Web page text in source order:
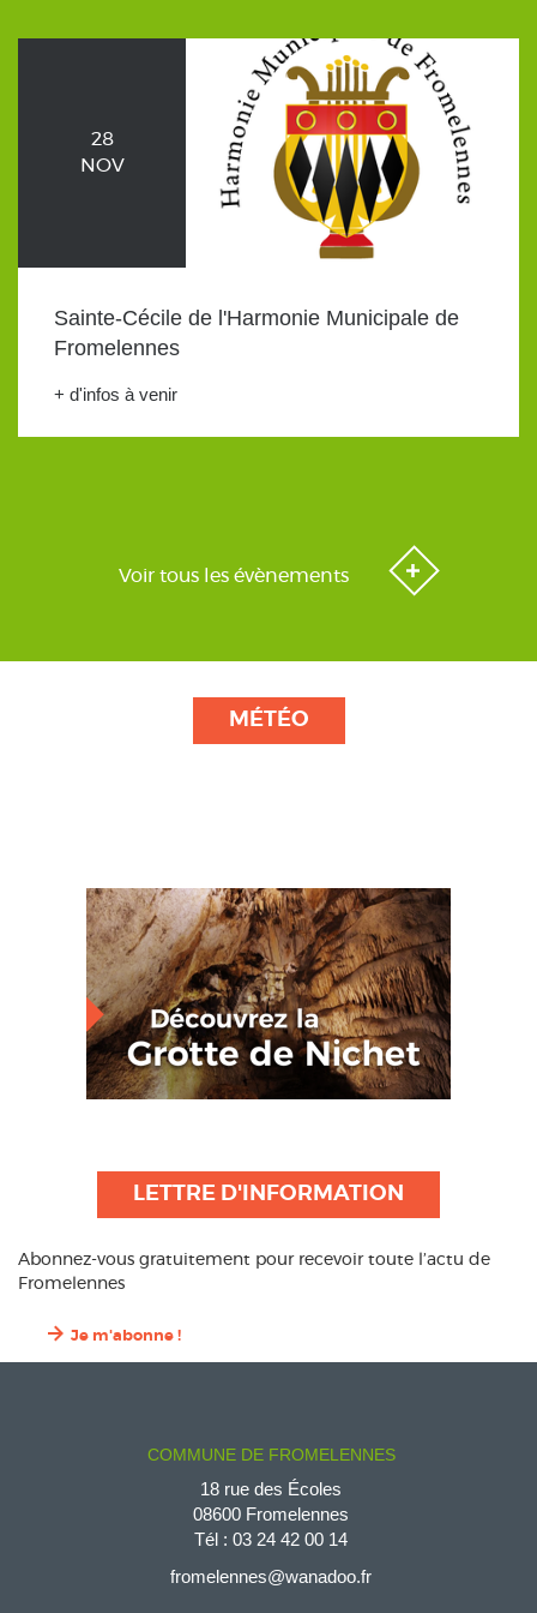
28
NOV
Sainte-Cécile de l'Harmonie Municipale de
Fromelennes
+ d'infos à venir
Voir tous les évènements
MÉTÉO
LETTRE D'INFORMATION
Abonnez-vous gratuitement pour recevoir toute l’actu de
Fromelennes
Je m'abonne !
COMMUNE DE FROMELENNES
18 rue des Écoles
08600 Fromelennes
Tél : 03 24 42 00 14
fromelennes@wanadoo.fr